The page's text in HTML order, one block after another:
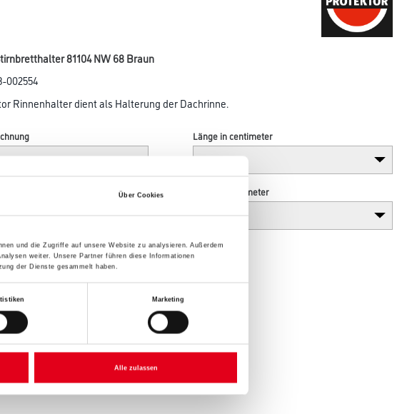
Über Cookies
und die Zugriffe auf unsere Website zu analysieren. Außerdem
weiter. Unsere Partner führen diese Informationen
der Dienste gesammelt haben.
Marketing
Alle zulassen
81104 NW 68 Braun
002554
Rinnenhalter dient als Halterung der Dachrinne.
Länge in centimeter
Höhe in centimeter